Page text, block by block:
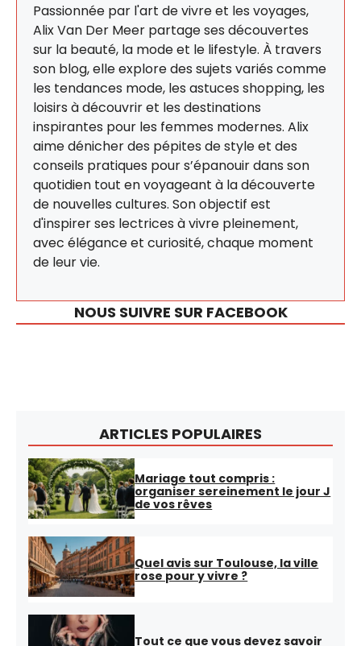
Passionnée par l'art de vivre et les voyages,
Alix Van Der Meer partage ses découvertes
sur la beauté, la mode et le lifestyle. À travers
son blog, elle explore des sujets variés comme
les tendances mode, les astuces shopping, les
loisirs à découvrir et les destinations
inspirantes pour les femmes modernes. Alix
aime dénicher des pépites de style et des
conseils pratiques pour s’épanouir dans son
quotidien tout en voyageant à la découverte
de nouvelles cultures. Son objectif est
d'inspirer ses lectrices à vivre pleinement,
avec élégance et curiosité, chaque moment
de leur vie.
NOUS SUIVRE SUR FACEBOOK
ARTICLES POPULAIRES
Mariage tout compris :
organiser sereinement le jour J
de vos rêves
Quel avis sur Toulouse, la ville
rose pour y vivre ?
Tout ce que vous devez savoir